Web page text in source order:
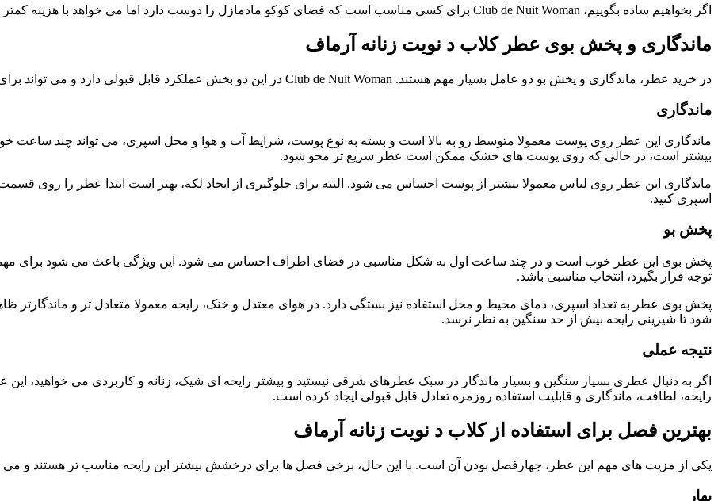
اگر بخواهیم ساده بگوییم، Club de Nuit Woman برای کسی مناسب است که فضای کوکو مادمازل را دوست دارد اما می خواهد با هزینه کمتر به رایحه ای نزدیک و قابل قبول برسد.
ماندگاری و پخش بوی عطر کلاب د نویت زنانه آرماف
در خرید عطر، ماندگاری و پخش بو دو عامل بسیار مهم هستند. Club de Nuit Woman در این دو بخش عملکرد قابل قبولی دارد و می تواند برای استفاده روزمره، مهمانی و قرارهای رسمی گزینه مناسبی باشد.
ماندگاری
ماندگاری این عطر روی پوست معمولا متوسط رو به بالا است و بسته به نوع پوست، شرایط آب و هوا و محل اسپری، می تواند چند ساعت
بیشتر است، در حالی که روی پوست های خشک ممکن است عطر سریع تر محو شود.
ماندگاری این عطر روی لباس معمولا بیشتر از پوست احساس می شود. البته برای جلوگیری از ایجاد لکه، بهتر است ابتدا عطر را روی
اسپری کنید.
پخش بو
پخش بوی این عطر خوب است و در چند ساعت اول به شکل مناسبی در فضای اطراف احساس می شود. این ویژگی باعث می شود برای
توجه قرار بگیرد، انتخاب مناسبی باشد.
پخش بوی عطر به تعداد اسپری، دمای محیط و محل استفاده نیز بستگی دارد. در هوای معتدل و خنک، رایحه معمولا متعادل تر و ماندگارتر
شود تا شیرینی رایحه بیش از حد سنگین به نظر نرسد.
نتیجه عملی
اگر به دنبال عطری بسیار سنگین و بسیار ماندگار در سبک عطرهای شرقی نیستید و بیشتر رایحه ای شیک، زنانه و کاربردی می خواهید، این
رایحه، لطافت، ماندگاری و قابلیت استفاده روزمره تعادل قابل قبولی ایجاد کرده است.
بهترین فصل برای استفاده از کلاب د نویت زنانه آرماف
یکی از مزیت های مهم این عطر، چهارفصل بودن آن است. با این حال، برخی فصل ها برای درخشش بیشتر این رایحه مناسب تر هستند و می
بهار